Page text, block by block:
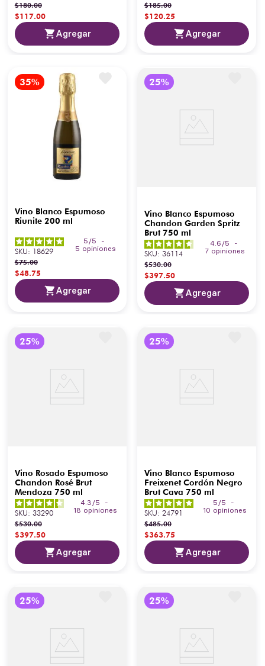
$180.00
$117.00
Agregar
$185.00
$120.25
Agregar
Vino Blanco Espumoso
Riunite 200 ml
5 /5
-
5 opiniones
SKU: 18629
$75.00
$48.75
Agregar
Vino Blanco Espumoso
Chandon Garden Spritz
Brut 750 ml
4.6 /5
-
7 opiniones
SKU: 36114
$530.00
$397.50
Agregar
Vino Rosado Espumoso
Chandon Rosé Brut
Mendoza 750 ml
4.3 /5
-
18 opiniones
SKU: 33290
$530.00
$397.50
Agregar
Vino Blanco Espumoso
Freixenet Cordón Negro
Brut Cava 750 ml
5 /5
-
10 opiniones
SKU: 24791
$485.00
$363.75
Agregar